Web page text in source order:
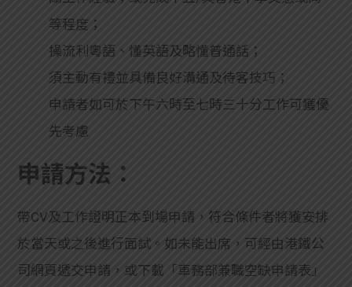
等程度；
操流利粵語、懂英語及略懂普通話；
須主動有禮並具備良好溝通及待客技巧；
申請者如可於下午六時至七時三十分工作可獲優
先考慮
申請方法：
帶CV及工作證明正本到場申請，符合條件者將獲安排
於當天或之後進行面試。如未能出席，可經由港鐵公
司網頁遞交申請，或下載「車務部兼職空缺申請表」